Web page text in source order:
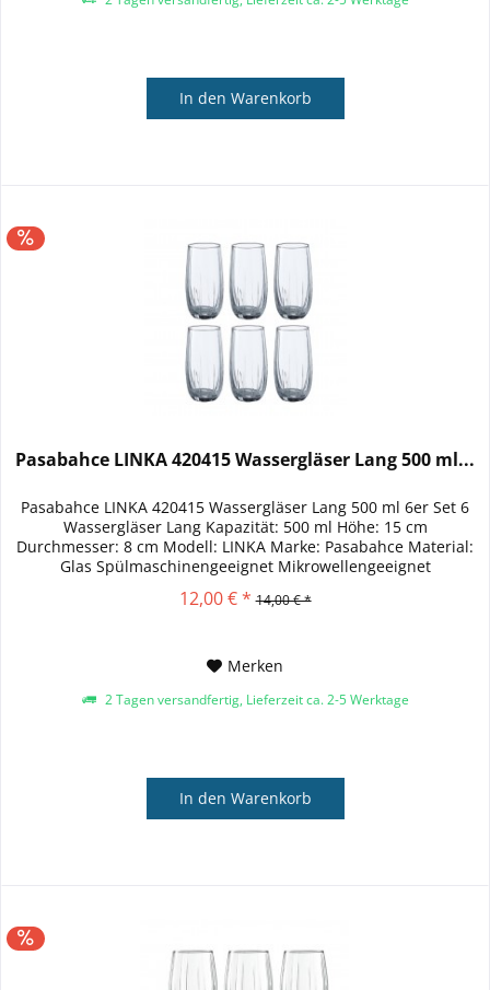
In den Warenkorb
Pasabahce LINKA 420415 Wassergläser Lang 500 ml...
Pasabahce LINKA 420415 Wassergläser Lang 500 ml 6er Set 6
Wassergläser Lang Kapazität: 500 ml Höhe: 15 cm
Durchmesser: 8 cm Modell: LINKA Marke: Pasabahce Material:
Glas Spülmaschinengeeignet Mikrowellengeeignet
12,00 € * 14,00 € *
Merken
2 Tagen versandfertig, Lieferzeit ca. 2-5 Werktage
In den Warenkorb